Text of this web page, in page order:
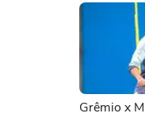
Grêmio x